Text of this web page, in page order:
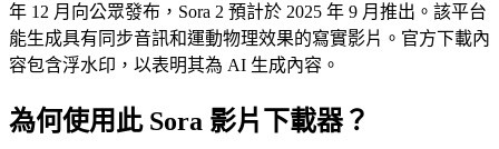
年 12 月向公眾發布，Sora 2 預計於 2025 年 9 月推出。該平台
能生成具有同步音訊和運動物理效果的寫實影片。官方下載內
容包含浮水印，以表明其為 AI 生成內容。
為何使用此 Sora 影片下載器？